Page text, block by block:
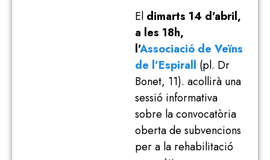
El dimarts 14 d’abril,
a les 18h,
l’Associació de Veïns
de l’Espirall (pl. Dr
Bonet, 11). acollirà una
sessió informativa
sobre la convocatòria
oberta de subvencions
per a la rehabilitació